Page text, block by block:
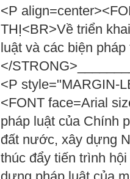
<P
THỊ<BR>Về triển
luật và các biện
</
<P style="MARGIN-
<FONT face=Arial
pháp luật của Chính
đất nước, xây dựng
thúc đẩy tiến trình